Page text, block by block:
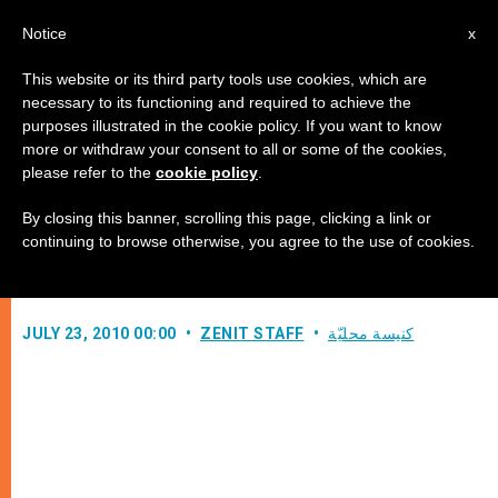
إعداد كتاب مقدس مسكوني مخطوط
باليد بمشاركة البابا
JULY 23, 2010 00:00 ZENIT STAFF كنيسة محليّة
x
Notice
This website or its third party tools use cookies, which are
necessary to its functioning and required to achieve the
purposes illustrated in the cookie policy. If you want to know
more or withdraw your consent to all or some of the cookies,
please refer to the cookie policy
By closing this banner, scrolling this page, clicking a link or
continuing to browse otherwise, you agree to the use of cookies.